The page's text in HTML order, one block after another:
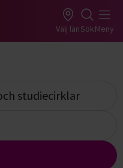
Välj länSökMeny